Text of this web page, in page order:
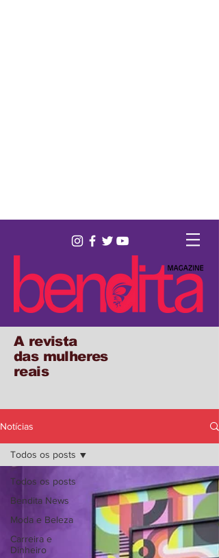
A revista
das mulheres
reais
Notícias
Todos os posts
Bendita News
Moda e Beleza
Carreira e
Dinheiro
Todos os posts